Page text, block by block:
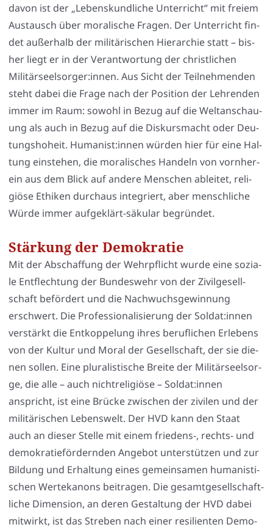
davon ist der „Lebens­kund­li­che Unter­richt“ mit frei­em
Aus­tausch über mora­li­sche Fra­gen. Der Unter­richt fin­
det außer­halb der mili­tä­ri­schen Hier­ar­chie statt – bis­
her liegt er in der Ver­ant­wor­tung der christ­li­chen
Militärseelsorger:innen. Aus Sicht der Teil­neh­men­den
steht dabei die Fra­ge nach der Posi­ti­on der Leh­ren­den
immer im Raum: sowohl in Bezug auf die Welt­an­schau­
ung als auch in Bezug auf die Dis­kurs­macht oder Deu­
tungs­ho­heit. Humanist:innen wür­den hier für eine Hal­
tung ein­ste­hen, die mora­li­sches Han­deln von vorn­her­
ein aus dem Blick auf ande­re Men­schen ablei­tet, reli­
giö­se Ethi­ken durch­aus inte­griert, aber mensch­li­che
Wür­de immer auf­ge­klärt-säku­lar begrün­det.
Stärkung der Demokratie
Mit der Abschaf­fung der Wehr­pflicht wur­de eine sozia­
le Ent­flech­tung der Bun­des­wehr von der Zivil­ge­sell­
schaft beför­dert und die Nach­wuchs­ge­win­nung
erschwert. Die Pro­fes­sio­na­li­sie­rung der Soldat:innen
ver­stärkt die Ent­kop­pe­lung ihres beruf­li­chen Erle­bens
von der Kul­tur und Moral der Gesell­schaft, der sie die­
nen sol­len. Eine plu­ra­lis­ti­sche Brei­te der Mili­tär­seel­sor­
ge, die alle – auch nicht­re­li­giö­se – Soldat:innen
anspricht, ist eine Brü­cke zwi­schen der zivi­len und der
mili­tä­ri­schen Lebens­welt. Der HVD kann den Staat
auch an die­ser Stel­le mit einem friedens‑, rechts- und
demo­kra­tie­för­dern­den Ange­bot unter­stüt­zen und zur
Bil­dung und Erhal­tung eines gemein­sa­men huma­nis­ti­
schen Wer­te­ka­nons bei­tra­gen. Die gesamt­ge­sell­schaft­
li­che Dimen­si­on, an deren Gestal­tung der HVD dabei
mit­wirkt, ist das Stre­ben nach einer resi­li­en­ten Demo­